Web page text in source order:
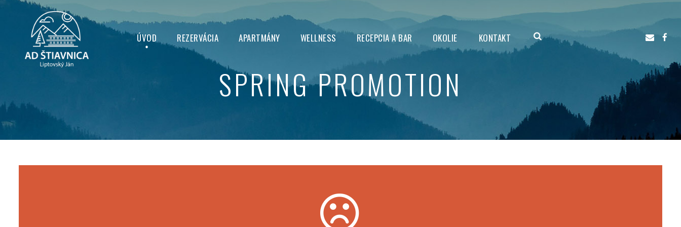
ÚVOD REZERVÁCIA APARTMÁNY WELLNESS RECEPCIA A BAR OKOLIE KONTAKT
SPRING PROMOTION